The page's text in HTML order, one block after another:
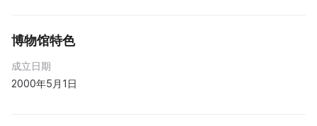
博物馆特色
成立日期
2000年5月1日